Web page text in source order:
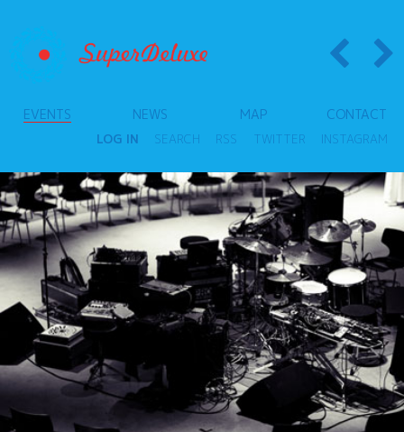
EVENTS NEWS MAP CONTACT
LOG IN SEARCH RSS TWITTER INSTAGRAM